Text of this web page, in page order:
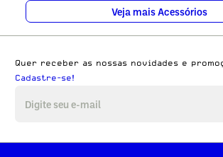
Veja mais Acessórios
Quer receber as nossas novidades e
Cadastre-se!